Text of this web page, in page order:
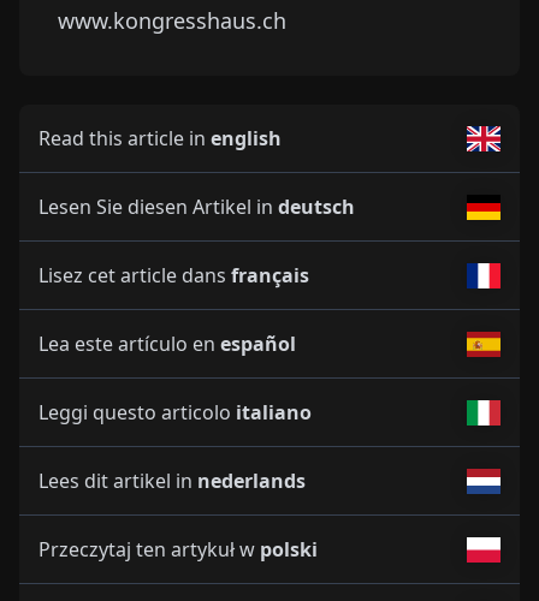
www.kongresshaus.ch
Read this article in english
Lesen Sie diesen Artikel in deutsch
Lisez cet article dans français
Lea este artículo en español
Leggi questo articolo italiano
Lees dit artikel in nederlands
Przeczytaj ten artykuł w polski